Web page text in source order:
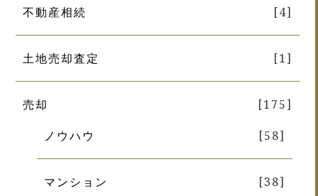
不動産相続 [4]
土地売却査定 [1]
売却
[175]
ノウハウ
[58]
マンション [38]